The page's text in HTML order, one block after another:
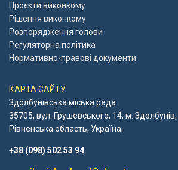
Проєкти виконкому
Рішення виконкому
Розпорядження голови
Регуляторна політика
Нормативно-правові документи
КАРТА САЙТУ
Здолбунівська міська рада
35705, вул. Грушевського, 14, м. Здолбунів,
Рівненська область, Україна;
+38 (098) 502 53 94